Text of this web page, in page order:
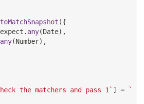
toMatchSnapshot ({
expect . any(Date) ,
any(Number) ,
the matchers and pass 1 ` ] =
`